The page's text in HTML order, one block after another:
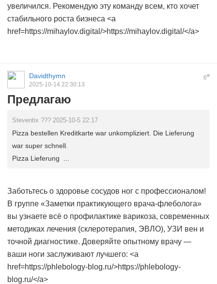
увеличился. Рекомендую эту команду всем, кто хочет
стабильного роста бизнеса <a
href=https://mihaylov.digital/>https://mihaylov.digital/</a>
6#
Davidthymn
2025-10-14 22:30:13
Предлагаю
Steventix ??? 2025-10-5 22:17
Pizza bestellen Kreditkarte war unkompliziert. Die Lieferung
war super schnell.
Pizza Lieferung ...
Заботьтесь о здоровье сосудов ног с профессионалом!
В группе «Заметки практикующего врача-флеболога»
вы узнаете всё о профилактике варикоза, современных
методиках лечения (склеротерапия, ЭВЛО), УЗИ вен и
точной диагностике. Доверяйте опытному врачу —
ваши ноги заслуживают лучшего: <a
href=https://phlebology-blog.ru/>https://phlebology-
blog.ru/</a>